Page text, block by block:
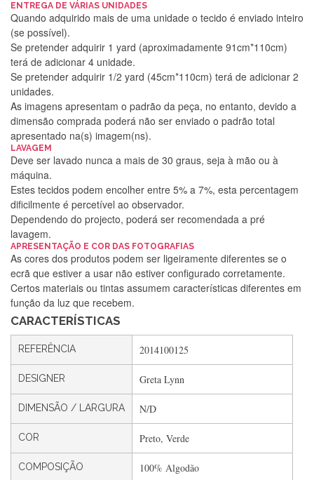
ENTREGA DE VÁRIAS UNIDADES
Quando adquirido mais de uma unidade o tecido é enviado inteiro
(se possível).
Se pretender adquirir 1 yard (aproximadamente 91cm*110cm)
terá de adicionar 4 unidade.
Se pretender adquirir 1/2 yard (45cm*110cm) terá de adicionar 2
unidades.
As imagens apresentam o padrão da peça, no entanto, devido a
dimensão comprada poderá não ser enviado o padrão total
apresentado na(s) imagem(ns).
LAVAGEM
Deve ser lavado nunca a mais de 30 graus, seja à mão ou à
máquina.
Estes tecidos podem encolher entre 5% a 7%, esta percentagem
dificilmente é percetível ao observador.
Dependendo do projecto, poderá ser recomendada a pré
lavagem.
APRESENTAÇÃO E COR DAS FOTOGRAFIAS
As cores dos produtos podem ser ligeiramente diferentes se o
ecrã que estiver a usar não estiver configurado corretamente.
Certos materiais ou tintas assumem características diferentes em
função da luz que recebem.
CARACTERÍSTICAS
REFERÊNCIA 2014100125
DESIGNER Greta Lynn
DIMENSÃO / LARGURA N/D
COR Preto, Verde
COMPOSIÇÃO 100% Algodão
Silvia Lopes
Encomenda direitinha. Rapidez e segurança. Volto a
encomendar.
Silvia André
Gostei ,Serviço bastante rápido. recomendo
Filipa Freire
Rápido, atendimento 5*. Hoje chegará a segunda encomenda
feita de muitas certamente❤️